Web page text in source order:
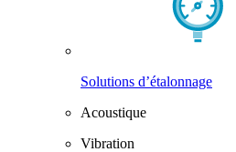
Solutions d’étalonnage
Acoustique
Vibration